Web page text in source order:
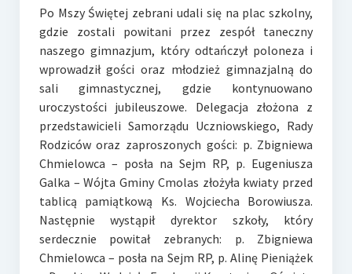
Po Mszy Świętej zebrani udali się na plac szkolny,
gdzie zostali powitani przez zespół taneczny
naszego gimnazjum, który odtańczył poloneza i
wprowadził gości oraz młodzież gimnazjalną do
sali gimnastycznej, gdzie kontynuowano
uroczystości jubileuszowe. Delegacja złożona z
przedstawicieli Samorządu Uczniowskiego, Rady
Rodziców oraz zaproszonych gości: p. Zbigniewa
Chmielowca – posła na Sejm RP, p. Eugeniusza
Galka – Wójta Gminy Cmolas złożyła kwiaty przed
tablicą pamiątkową Ks. Wojciecha Borowiusza.
Następnie wystąpił dyrektor szkoły, który
serdecznie powitał zebranych: p. Zbigniewa
Chmielowca – posła na Sejm RP, p. Alinę Pieniążek